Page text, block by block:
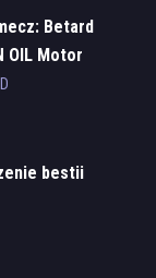
Betard
OIL Motor
bestii